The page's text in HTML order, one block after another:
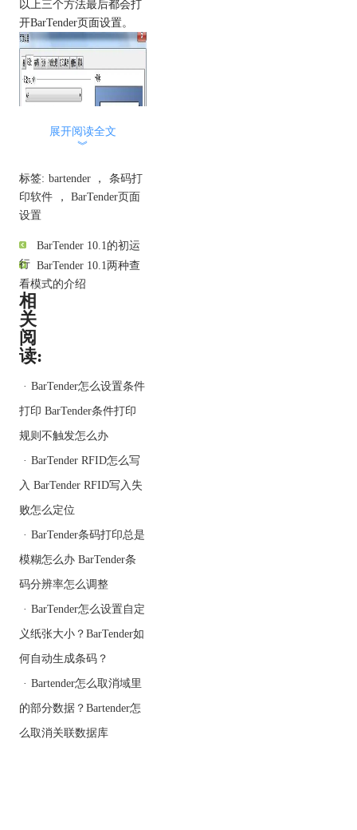
以上三个方法最后都会打
开BarTender页面设置。
2. 单击卷选项卡、并从类
别列表中选择适当制造
标记或其他卷制造商未列
出、请跳至第 4 步。）
展开阅读全文
︾
标签: bartender ，
条码打
印软件
，
BarTender页面
设置
BarTender 10.1的初运
行 BarTender 10.1两种查
看模式的介绍
相
关
阅
读:
· BarTender怎么设置条件
打印 BarTender条件打印
规则不触发怎么办
· BarTender RFID怎么写
入 BarTender RFID写入失
败怎么定位
· BarTender条码打印总是
模糊怎么办 BarTender条
码分辨率怎么调整
· BarTender怎么设置自定
义纸张大小？BarTender如
何自动生成条码？
· Bartender怎么取消域里
的部分数据？Bartender怎
么取消关联数据库